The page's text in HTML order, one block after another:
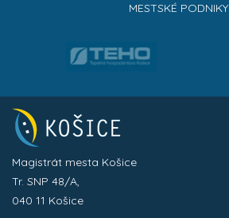
MESTSKÉ PODNIKY
Magistrát mesta Košice
Tr. SNP 48/A,
040 11 Košice